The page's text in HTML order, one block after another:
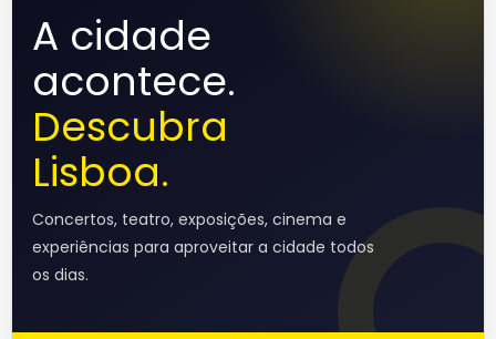
A cidade
acontece.
Descubra
Lisboa.
Concertos, teatro, exposições, cinema e
experiências para aproveitar a cidade todos
os dias.